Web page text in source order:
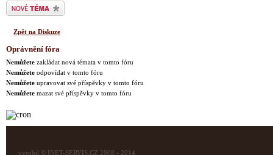
Odeslat nové téma
Zpět na Diskuze
Oprávnění fóra
Nemůžete zakládat nová témata v tomto fóru
Nemůžete odpovídat v tomto fóru
Nemůžete upravovat své příspěvky v tomto fóru
Nemůžete mazat své příspěvky v tomto fóru
vyrobil © INET-SERVIS.CZ 2008 - 2014